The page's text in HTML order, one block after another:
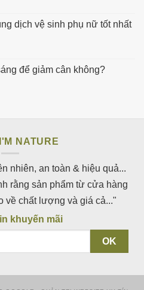
dịch vệ sinh phụ nữ tốt nhất
để giảm cân không?
NATURE
nhiên, an toàn & hiệu quả...
rằng sản phẩm từ cửa hàng
về chất lượng và giá cả..."
khuyến mãi